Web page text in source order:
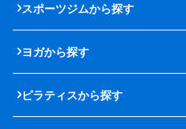
スポーツジムから探す
ヨガから探す
ピラティスから探す